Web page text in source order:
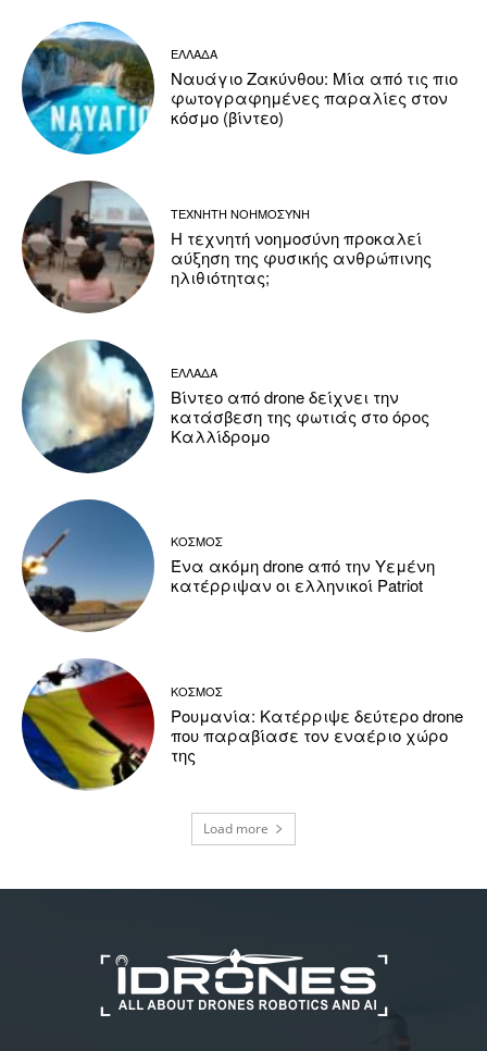
ΕΛΛΑΔΑ
Ναυάγιο Ζακύνθου: Μία από τις πιο
φωτογραφημένες παραλίες στον
κόσμο (βίντεο)
ΤΕΧΝΗΤΗ ΝΟΗΜΟΣΥΝΗ
Η τεχνητή νοημοσύνη προκαλεί
αύξηση της φυσικής ανθρώπινης
ηλιθιότητας;
ΕΛΛΑΔΑ
Βίντεο από drone δείχνει την
κατάσβεση της φωτιάς στο όρος
Καλλίδρομο
ΚΟΣΜΟΣ
Ένα ακόμη drone από την Υεμένη
κατέρριψαν οι ελληνικοί Patriot
ΚΟΣΜΟΣ
Ρουμανία: Κατέρριψε δεύτερο drone
που παραβίασε τον εναέριο χώρο
της
Load more